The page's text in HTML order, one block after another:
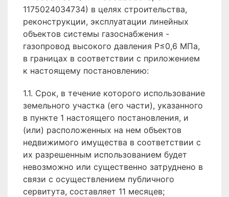
1175024034734) в целях строительства,
реконструкции, эксплуатации линейных
объектов системы газоснабжения -
газопровод высокого давления P≤0,6 МПа,
в границах в соответствии с приложением
к настоящему постановлению:
1.1. Срок, в течение которого использование
земельного участка (его части), указанного
в пункте 1 настоящего постановления, и
(или) расположенных на нем объектов
недвижимого имущества в соответствии с
их разрешенным использованием будет
невозможно или существенно затруднено в
связи с осуществлением публичного
сервитута, составляет 11 месяцев;